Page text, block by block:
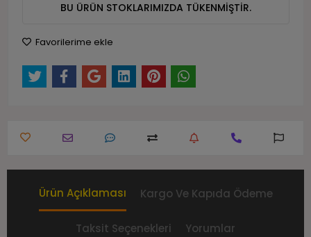
BU ÜRÜN STOKLARIMIZDA TÜKENMİŞTİR.
Favorilerime ekle
Ürün Açıklaması Kargo Ve Kapıda Ödeme
Taksit Seçenekleri Yorumlar